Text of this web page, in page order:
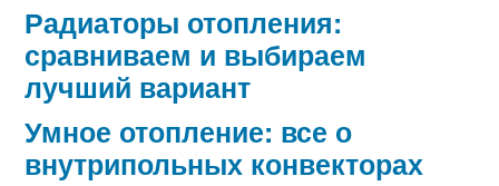
Радиаторы отопления:
сравниваем и выбираем
лучший вариант
Умное отопление: все о
внутрипольных конвекторах